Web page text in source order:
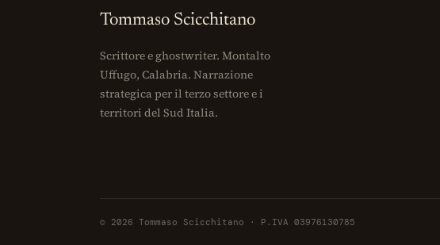
Tommaso Scicchitano
Scrittore e ghostwriter. Montalto
Uffugo, Calabria. Narrazione
strategica per il terzo settore e i
territori del Sud Italia.
© 2026 Tommaso Scicchitano · P.IVA 03976130785